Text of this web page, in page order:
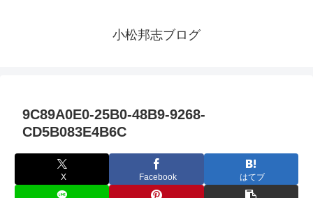
小松邦志ブログ
9C89A0E0-25B0-48B9-9268-
CD5B083E4B6C
X Facebook はてブ